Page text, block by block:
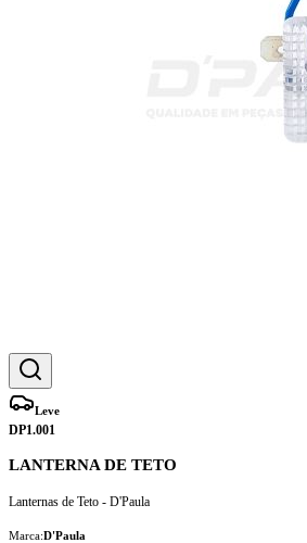
Leve
DP1.001
LANTERNA DE TETO
Lanternas de Teto - D'Paula
Marca:D'Paula